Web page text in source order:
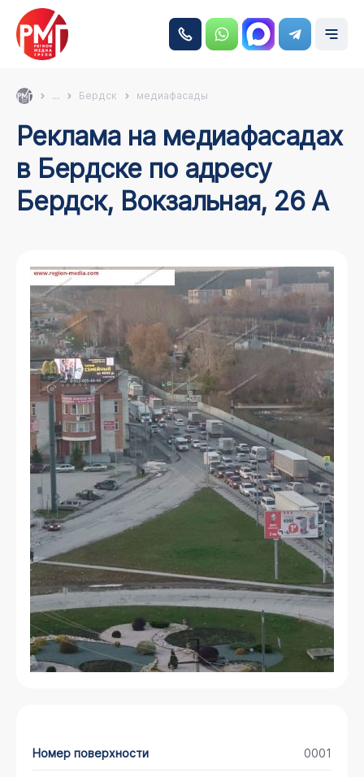
... Бердск медиафасады
Реклама на медиафасадах
в Бердске по адресу
Бердск, Вокзальная, 26 А
Номер поверхности 0001